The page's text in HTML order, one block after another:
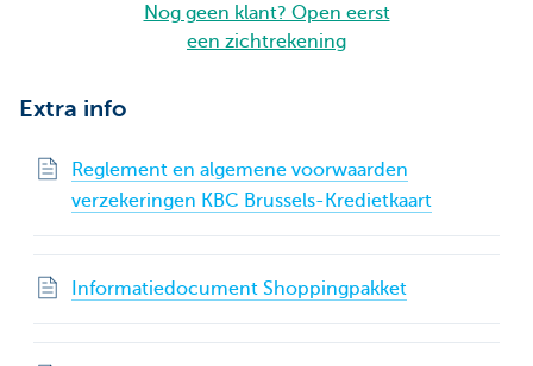
Nog geen klant? Open eerst
een zichtrekening
Extra info
Reglement en algemene voorwaarden
verzekeringen KBC Brussels-Kredietkaart
Informatiedocument Shoppingpakket